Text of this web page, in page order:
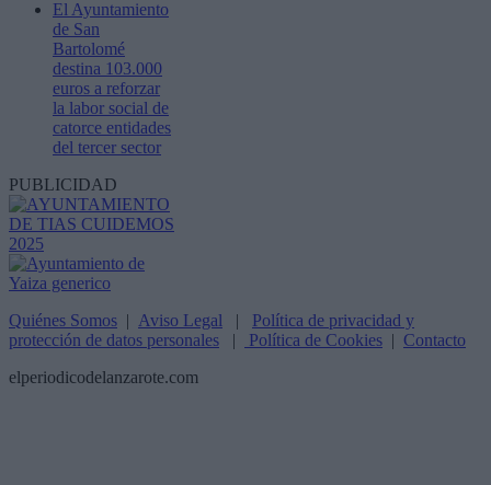
El Ayuntamiento
de San
Bartolomé
destina 103.000
euros a reforzar
la labor social de
catorce entidades
del tercer sector
PUBLICIDAD
Quiénes Somos | Aviso Legal | Política de privacidad y
protección de datos personales | Política de Cookies | Contacto
elperiodicodelanzarote.com